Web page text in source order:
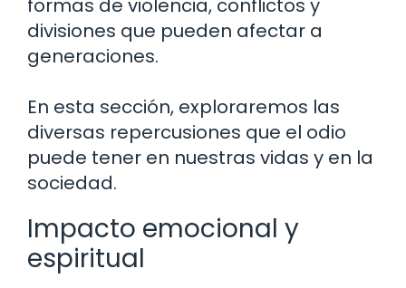
formas de violencia, conflictos y
divisiones que pueden afectar a
generaciones.
En esta sección, exploraremos las
diversas repercusiones que el odio
puede tener en nuestras vidas y en la
sociedad.
Impacto emocional y
espiritual